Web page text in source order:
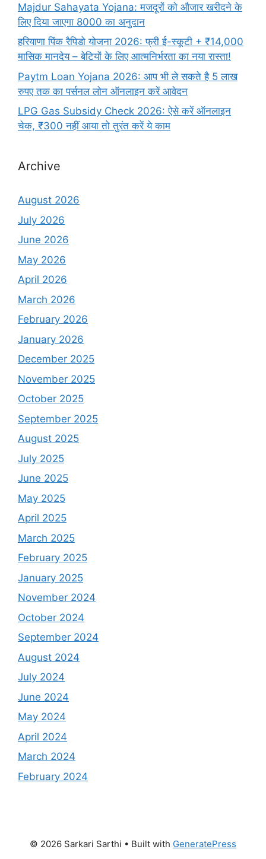
Majdur Sahayata Yojana: मजदूरों को औजार खरीदने के
लिए दिया जाएगा 8000 का अनुदान
हरियाणा पिंक रैपिडो योजना 2026: फ्री ई-स्कूटी + ₹14,000
मासिक मानदेय – बेटियों के लिए आत्मनिर्भरता का नया रास्ता!
Paytm Loan Yojana 2026: आप भी ले सकते है 5 लाख
रुपए तक का पर्सनल लोन ऑनलाइन करें आवेदन
LPG Gas Subsidy Check 2026: ऐसे करें ऑनलाइन
चेक, ₹300 नहीं आया तो तुरंत करें ये काम
Archive
August 2026
July 2026
June 2026
May 2026
April 2026
March 2026
February 2026
January 2026
December 2025
November 2025
October 2025
September 2025
August 2025
July 2025
June 2025
May 2025
April 2025
March 2025
February 2025
January 2025
November 2024
October 2024
September 2024
August 2024
July 2024
June 2024
May 2024
April 2024
March 2024
February 2024
© 2026 Sarkari Sarthi • Built with GeneratePress